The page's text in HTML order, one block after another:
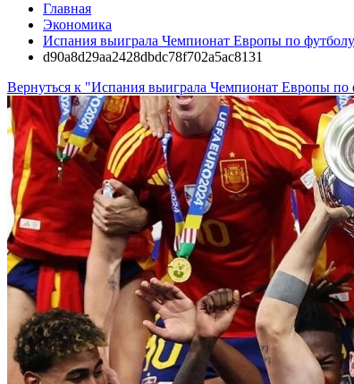
Главная
Экономика
Испания выиграла Чемпионат Европы по
d90a8d29aa2428dbdc78f702a5ac8131
Вернуться к "Испания выиграла Чемпионат Европы